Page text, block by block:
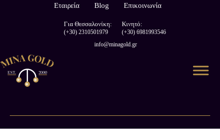
Εταιρεία Blog Επικοινωνία
Για Θεσσαλονίκη:
(+30) 2310501979
Κινητό:
(+30) 6981993546
info@minagold.gr